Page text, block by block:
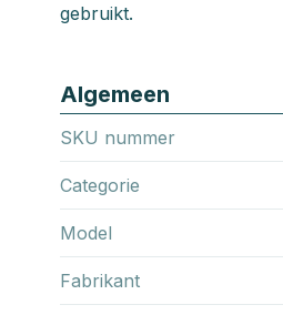
gebruikt.
Algemeen
SKU nummer
Categorie
Model
Fabrikant